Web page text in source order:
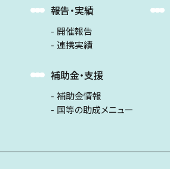
報告・実績
開催報告
連携実績
補助金・支援
補助金情報
国等の助成メニュー